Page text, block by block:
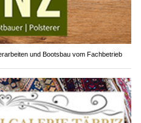
und Bootsbau vom Fachbetrieb